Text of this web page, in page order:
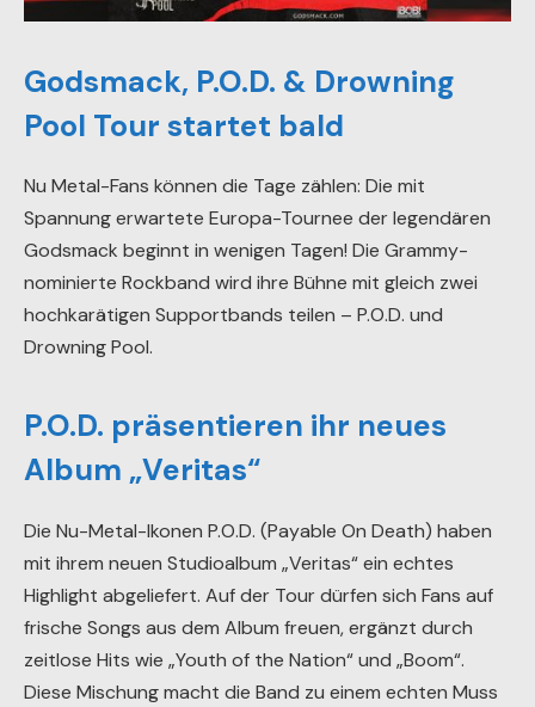
Godsmack, P.O.D. & Drowning
Pool Tour startet bald
Nu Metal-Fans können die Tage zählen: Die mit
Spannung erwartete Europa-Tournee der legendären
Godsmack beginnt in wenigen Tagen! Die Grammy-
nominierte Rockband wird ihre Bühne mit gleich zwei
hochkarätigen Supportbands teilen – P.O.D. und
Drowning Pool.
P.O.D. präsentieren ihr neues
Album „Veritas“
Die Nu-Metal-Ikonen P.O.D. (Payable On Death) haben
mit ihrem neuen Studioalbum „Veritas“ ein echtes
Highlight abgeliefert. Auf der Tour dürfen sich Fans auf
frische Songs aus dem Album freuen, ergänzt durch
zeitlose Hits wie „Youth of the Nation“ und „Boom“.
Diese Mischung macht die Band zu einem echten Muss